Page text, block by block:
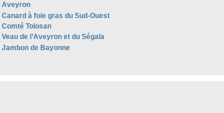
Aveyron
Canard à foie gras du Sud-Ouest
Comté Tolosan
Veau de l’Aveyron et du Ségala
Jambon de Bayonne